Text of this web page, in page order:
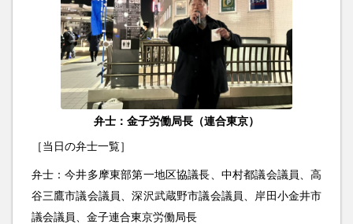
弁士：金子労働局長（連合東京）
［当日の弁士一覧］
弁士：今井多摩東部第一地区協議長、中村都議会議員、高
谷三鷹市議会議員、深沢武蔵野市議会議員、岸田小金井市
議会議員、金子連合東京労働局長